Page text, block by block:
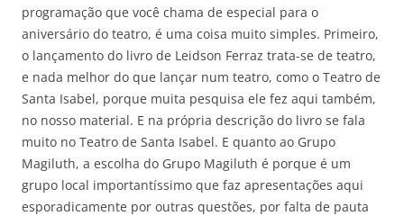
programação que você chama de especial para o
aniversário do teatro, é uma coisa muito simples. Primeiro,
o lançamento do livro de Leidson Ferraz trata-se de teatro,
e nada melhor do que lançar num teatro, como o Teatro de
Santa Isabel, porque muita pesquisa ele fez aqui também,
no nosso material. E na própria descrição do livro se fala
muito no Teatro de Santa Isabel. E quanto ao Grupo
Magiluth, a escolha do Grupo Magiluth é porque é um
grupo local importantíssimo que faz apresentações aqui
esporadicamente por outras questões, por falta de pauta